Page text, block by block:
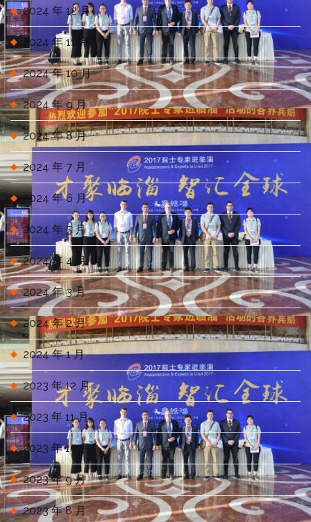
2024 年 12 月
2024 年 11 月
2024 年 10 月
2024 年 9 月
2024 年 8 月
2024 年 7 月
2024 年 6 月
2024 年 5 月
2024 年 4 月
2024 年 3 月
2024 年 2 月
2024 年 1 月
2023 年 12 月
2023 年 11 月
2023 年 10 月
2023 年 9 月
2023 年 8 月